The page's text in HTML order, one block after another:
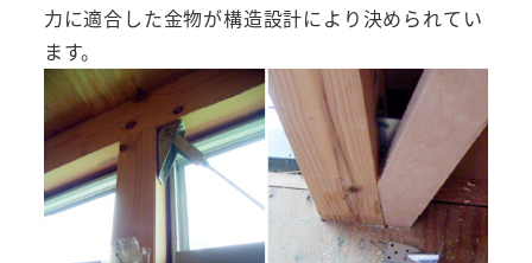
力に適合した金物が構造設計により決められてい
ます。